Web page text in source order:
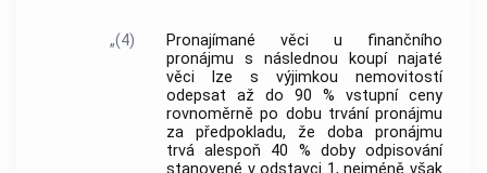
„(4)
Pronajímané věci u finančního
pronájmu s následnou koupí najaté
věci lze s výjimkou nemovitostí
odepsat až do 90 % vstupní ceny
rovnoměrně po dobu trvání pronájmu
za předpokladu, že doba pronájmu
trvá alespoň 40 % doby odpisování
stanovené v odstavci 1, nejméně však